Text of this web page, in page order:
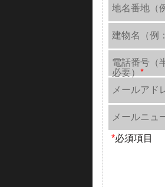
地名番地（
建物名（例
電話番号（
必要） *
メールアド
メールニュ
*必須項目